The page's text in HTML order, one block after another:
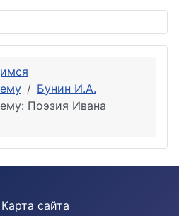
Бунин И.А.
Поэзия Ивана
Карта сайта